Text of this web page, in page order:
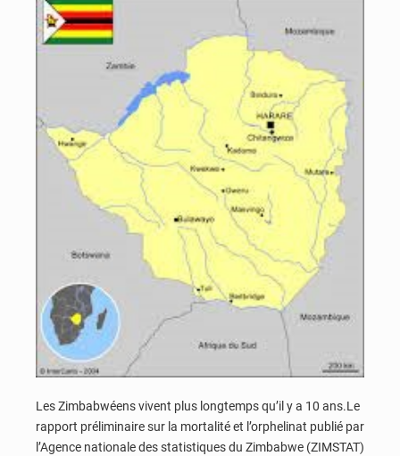
Les Zimbabwéens vivent plus longtemps qu’il y a 10 ans.Le
rapport préliminaire sur la mortalité et l’orphelinat publié par
l’Agence nationale des statistiques du Zimbabwe (ZIMSTAT)